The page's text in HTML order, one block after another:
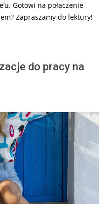
Gotowi na połączenie
Zapraszamy do lektury!
do pracy na